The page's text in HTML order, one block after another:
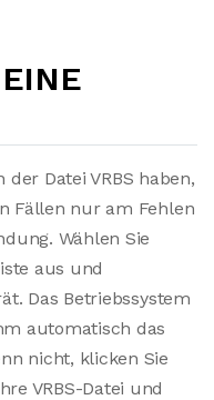
Datei VRBS haben,
Fällen nur am Fehlen
Wählen Sie
aus und
Das Betriebssystem
automatisch das
nicht, klicken Sie
VRBS-Datei und